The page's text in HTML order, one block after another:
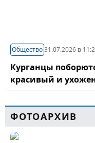
Общество31.07.2026 в
Курганцы
красивый и
ФОТОАРХИВ